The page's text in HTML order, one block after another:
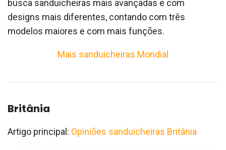
busca sanduicheiras mais avançadas e com
designs mais diferentes, contando com três
modelos maiores e com mais funções.
Mais sanduicheiras Mondial
Britânia
Artigo principal: Opiniões sanduicheiras Britânia